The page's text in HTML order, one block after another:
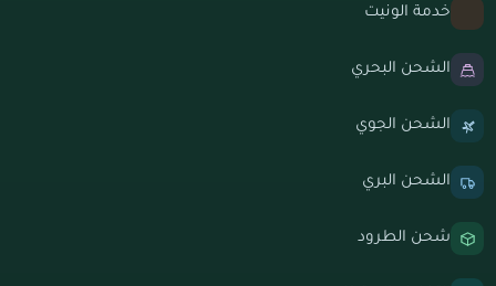
خدمة الونيت
الشحن البحري
الشحن الجوي
الشحن البري
شحن الطرود